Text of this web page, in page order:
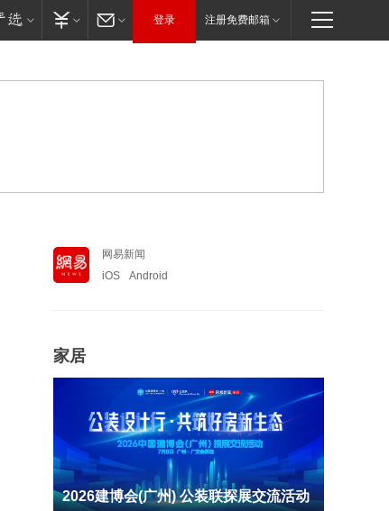
登录 注册免费邮箱
网易新闻
iOS
Android
家居
2026建博会(广州) 公装联探展交流活动